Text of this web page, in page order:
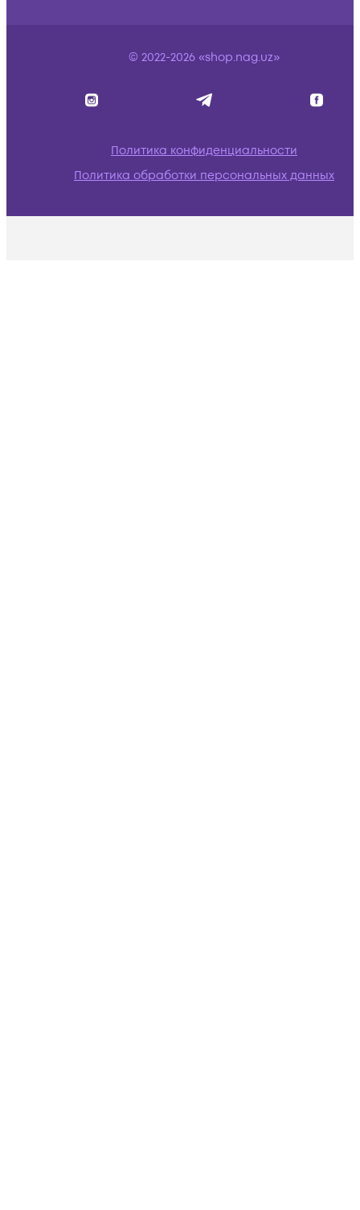
© 2022-2026 «shop.nag.uz»
Политика конфиденциальности
Политика обработки персональных данных